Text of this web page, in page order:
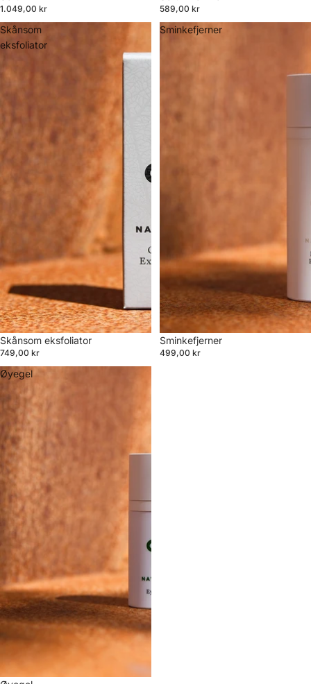
1.049,00 kr 589,00 kr
Skånsom
eksfoliator
Skånsom eksfoliator
749,00 kr
Sminkefjerner
Sminkefjerner
499,00 kr
Øyegel